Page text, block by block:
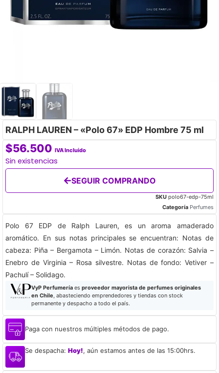
RALPH LAUREN – «Polo 67» EDP Hombre 75 ml
$56.500 IVA Incluido
Sin existencias
SEGUIR COMPRANDO
SKU polo67-edp-75ml
Categoría Perfumes
Polo 67 EDP de Ralph Lauren, es un aroma amaderado
aromático. En sus notas principales se encuentran: Notas de
cabeza: Piña – Bergamota – Limón. Notas de corazón: Salvia –
Enebro de Virginia – Rosa silvestre. Notas de fondo: Vetiver –
Pachulí – Solidago.
VyP Perfumeríaes proveedor mayorista de perfumes originales
en Chile , abasteciendo emprendedores y tiendas con stock
permanente y despacho a todo el país.
Paga con nuestros múltiples métodos de pago.
Se despacha: Hoy!, aún estamos antes de las 15:00hrs.